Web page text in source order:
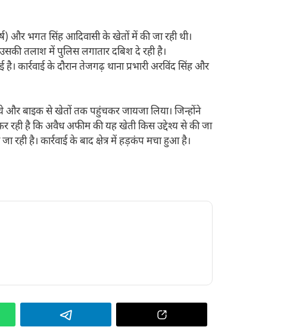
और भगत सिंह आदिवासी के खेतों में की जा रही थी।
तलाश में पुलिस लगातार दबिश दे रही है।
के दौरान तेजगढ़ थाना प्रभारी अरविंद सिंह और
और बाइक से खेतों तक पहुंचकर जायजा लिया। जिन्होंने
है कि अवैध अफीम की यह खेती किस उद्देश्य से की जा
रही है। कार्रवाई के बाद क्षेत्र में हड़कंप मचा हुआ है।